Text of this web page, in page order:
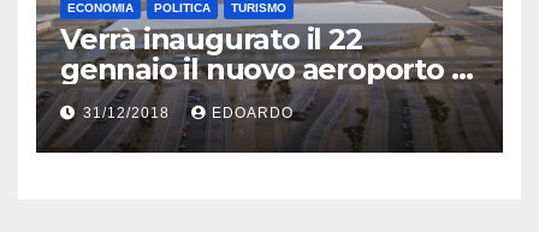
ECONOMIA POLITICA TURISMO
Verrà inaugurato il 22
gennaio il nuovo aeroporto di
Eilat
31/12/2018 EDOARDO